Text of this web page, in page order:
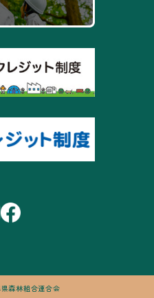
森林組合連合会